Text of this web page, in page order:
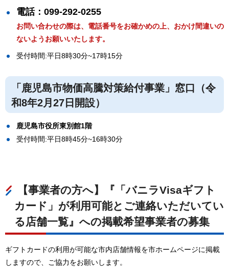
電話：099-292-0255
お問い合わせの際は、電話番号をお確かめの上、おかけ間違いの
ないようお願いいたします。
受付時間:平日8時30分~17時15分
「鹿児島市物価高騰対策給付事業」窓口（令
和8年2月27日開設）
鹿児島市役所東別館1階
受付時間:平日8時45分~16時30分
【事業者の方へ】『「バニラVisaギフト
カード」が利用可能とご連絡いただいてい
る店舗一覧』への掲載希望事業者の募集
ギフトカードの利用が可能な市内店舗情報を市ホームページに掲載
しますので、ご協力をお願いします。